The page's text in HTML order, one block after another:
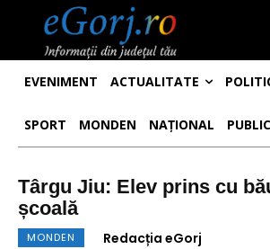
EVENIMENT ACTUALITATE
SPORT MONDEN NAȚIONAL
Târgu Jiu: Elev prins cu
școală
MONDEN
Redacția eGorj